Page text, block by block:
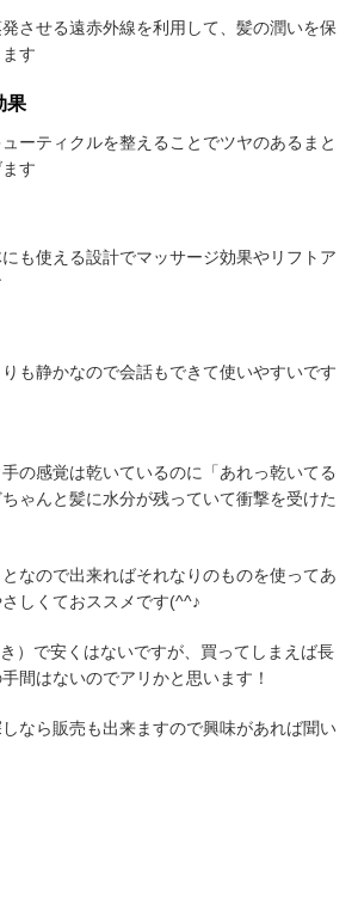
させる遠赤外線を利用して、髪の潤いを保
す
果
ーティクルを整えることでツヤのあるまと
す
も使える設計でマッサージ効果やリフトア
も静かなので会話もできて使いやすいです
の感覚は乾いているのに「あれっ乾いてる
ゃんと髪に水分が残っていて衝撃を受けた
なので出来ればそれなりのものを使ってあ
しくておススメです(^^♪
）で安くはないですが、買ってしまえば長
間はないのでアリかと思います！
なら販売も出来ますので興味があれば聞い